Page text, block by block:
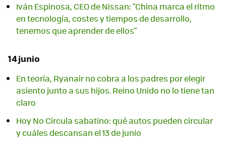
Iván Espinosa, CEO de Nissan: "China marca el ritmo
en tecnología, costes y tiempos de desarrollo,
tenemos que aprender de ellos"
14 junio
En teoría, Ryanair no cobra a los padres por elegir
asiento junto a sus hijos. Reino Unido no lo tiene tan
claro
Hoy No Circula sabatino: qué autos pueden circular
y cuáles descansan el 13 de junio